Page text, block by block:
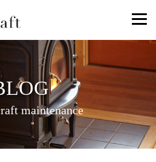
maintenance